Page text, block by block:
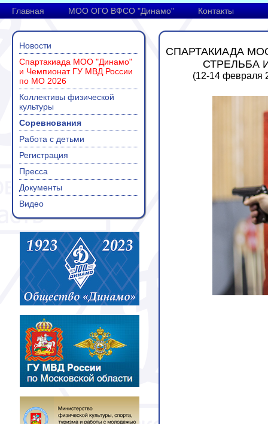
Главная МОО ОГО ВФСО "Динамо" Контакты
Новости
Спартакиада МОО "Динамо"
и Чемпионат ГУ МВД России
по МО 2026
Коллективы физической
культуры
Соревнования
Работа с детьми
Регистрация
Пресса
Документы
Видео
СПАРТАКИАДА
СТРЕЛЬБА
(12-14 февраля